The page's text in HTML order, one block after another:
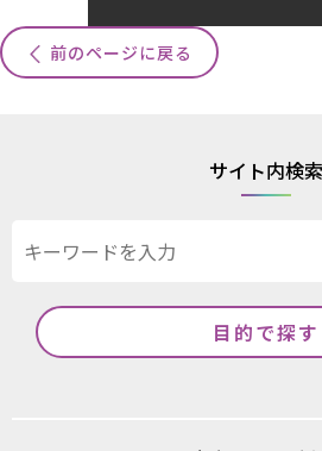
前のページに戻る
サイト内検索
目的で探す